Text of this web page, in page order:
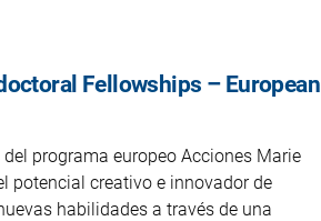
Fellowships – European
programa europeo Acciones Marie
potencial creativo e innovador de
habilidades a través de una